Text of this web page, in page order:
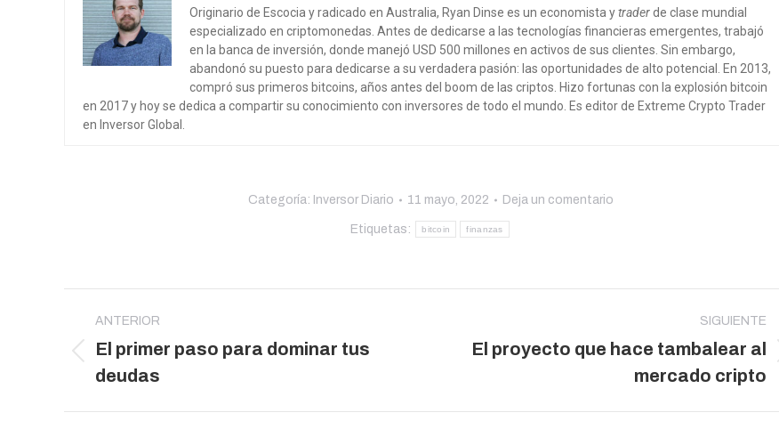
Originario de Escocia y radicado en Australia, Ryan Dinse es un economista ytraderde clase mundial
especializado en criptomonedas. Antes de dedicarse a las tecnologías financieras emergentes, trabajó
en la banca de inversión, donde manejó USD 500 millones en activos de sus clientes. Sin embargo,
abandonó su puesto para dedicarse a su verdadera pasión: las oportunidades de alto potencial. En 2013,
compró sus primeros bitcoins, años antes del boom de las criptos. Hizo fortunas con la explosión bitcoin
en 2017 y hoy se dedica a compartir su conocimiento con inversores de todo el mundo . Es editor de Extreme Crypto Trader
en Inversor Global.
Categoría: Inversor Diario 11 mayo, 2022 Deja un comentario
Etiquetas: bitcoin finanzas
entre
publicaciones
ANTERIOR
Publicación
anterior:
El primer paso para dominar tus
deudas
SIGUIENTE
Publicación
El proyecto que hace tambalear al
mercado cripto